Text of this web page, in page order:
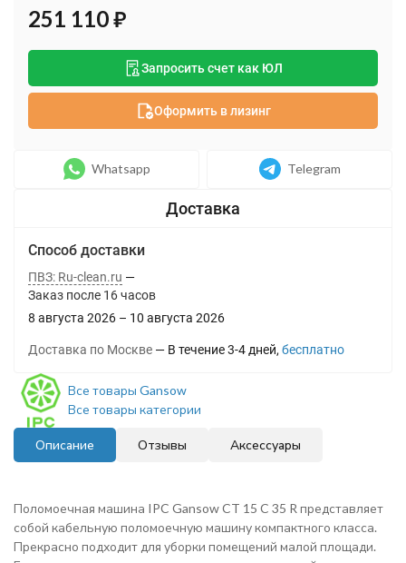
251 110₽
Запросить счет как ЮЛ
Оформить в лизинг
Whatsapp Telegram
Способ доставки
ПВЗ: Ru-clean.ru
Заказ после 16часов
8 августа 2026 – 10 августа 2026
Доставка по Москве В течение3-4 дней Бесплатно
Все товары Gansow
Все товары категории
Описание Отзывы Аксессуары
Поломоечная машина IPC Gansow CT 15 C 35 R представляет
собой кабельную поломоечную машину компактного класса.
Прекрасно подходит для уборки помещений малой площади.